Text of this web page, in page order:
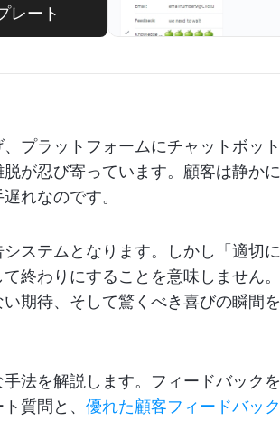
レート
プラットフォームにチャットボット
が忍び寄っています。顧客は静かに
れなのです。
ステムとなります。しかし「適切に
終わりにすることを意味しません。
期待、そして驚くべき喜びの瞬間を
法を解説します。フィードバックを
質問と、 優れた顧客フィードバック